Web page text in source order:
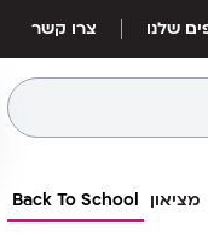
שלנו צרו קשר
מציאון Back To School